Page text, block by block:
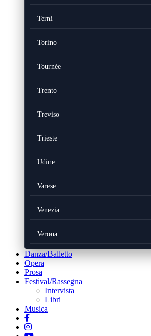
Terni
Torino
Tournèe
Trento
Treviso
Trieste
Udine
Varese
Venezia
Verona
Danza/Balletto
Opera
Prosa
Festival/Rassegna
Intervista
Libri
Musica